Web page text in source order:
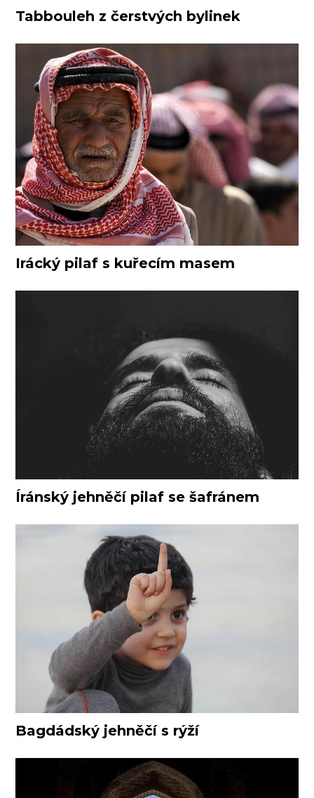
Tabbouleh z čerstvých bylinek
Irácký pilaf s kuřecím masem
Íránský jehněčí pilaf se šafránem
Bagdádský jehněčí s rýží